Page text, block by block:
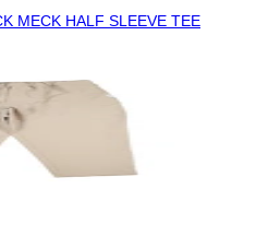
MECK HALF SLEEVE TEE